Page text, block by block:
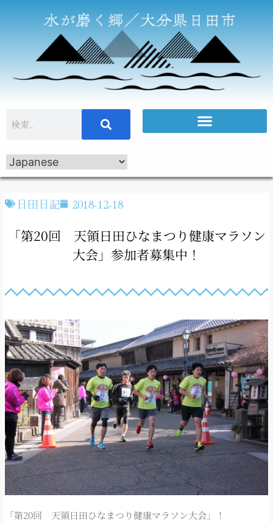
日田日記 2018-12-18
「第20回 天領日田ひなまつり健康マラソン
大会」参加者募集中！
「第20回 天領日田ひなまつり健康マラソン大会」！